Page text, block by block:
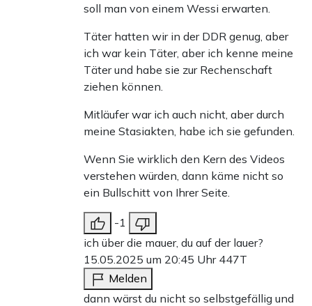
soll man von einem Wessi erwarten.
Täter hatten wir in der DDR genug, aber
ich war kein Täter, aber ich kenne meine
Täter und habe sie zur Rechenschaft
ziehen können.
Mitläufer war ich auch nicht, aber durch
meine Stasiakten, habe ich sie gefunden.
Wenn Sie wirklich den Kern des Videos
verstehen würden, dann käme nicht so
ein Bullschitt von Ihrer Seite.
-1
ich über die mauer, du auf der lauer?
15.05.2025 um 20:45 Uhr 447T
Melden
dann wärst du nicht so selbstgefällig und